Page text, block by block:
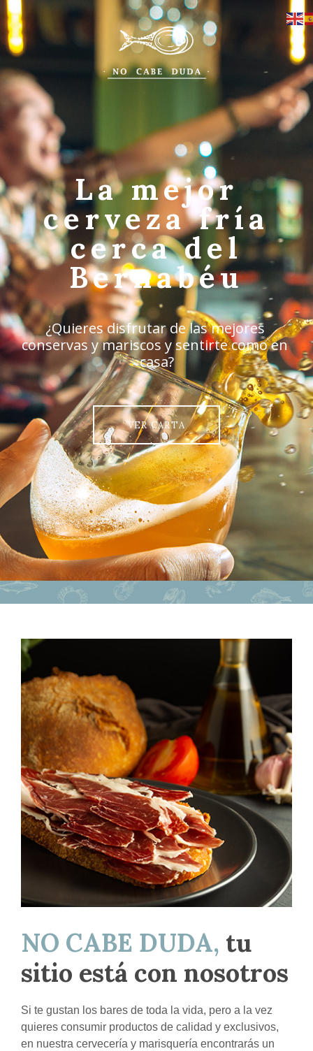
La mejor
cerveza fría
cerca del
Bernabéu
¿Quieresdisfrutar de lasmejores
conservas ymariscosysentirtecomoen
casa?
VER CARTA
NO CABE DUDA, tu
sitio está con nosotros
Si te gustan los bares de toda la vida, pero a la vez
quieres consumir productos de calidad y exclusivos,
en nuestra cervecería y marisquería encontrarás un